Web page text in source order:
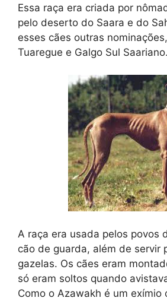
Essa raça era criada por
pelo deserto do Saara e do
esses cães outras
Tuaregue e Galgo Sul Saariano.
A raça era usada pelos povos
cão de guarda, além de servir
gazelas. Os cães eram
só eram soltos quando
Como o Azawakh é um exímio